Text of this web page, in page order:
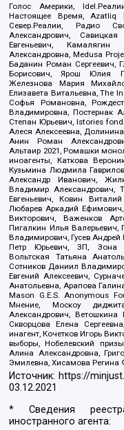
Голос Америки,
Настоящее Время, Azatliq
Север.Реалии, Радио
Александрович,
Евгеньевич,
Александровна, Medusa
Баданин Роман Сергеевич,
Борисович, Ярош Юлия
Железнова Мария
Елизавета Витальевна, The
Софья Романовна,
Владимировна, Постернак
Степан Юрьевич, Istories
Алеся Алексеевна,
Анин Роман
Альтаир 2021, Ромашки
иноагенты, Каткова
Кузьмина Людмила
Александр Иванович,
Владимир Александрович,
Евгеньевич, Ковин
Любарев Аркадий Ефимович,
Викторович, Важенков
Пигалкин Илья Валерьевич,
Владимирович, Гусев
Петр Юрьевич, ЗП, Зона
Вольтская Татьяна
Сотников Даниил
Евгений Алексеевич,
Анатольевна, Арапова
Mason G.E.S. Anonymous
Мнение, Москоу
Александрович,
Скворцова Елена
инагент, Кочетков Игорь
выборы, Нобелевский
Алина Александровна,
Эмилевна, Хисамова Регина
Источник: https://
03.12.2021
* Сведения
иностранного агента: